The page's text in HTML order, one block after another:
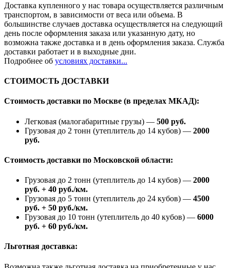
Доставка купленного у нас товара осуществляется различным
транспортом, в зависимости от веса или объема. В
большинстве случаев доставка осуществляется на следующий
день после оформления заказа или указанную дату, но
возможна также доставка и в день оформления заказа. Служба
доставки работает и в выходные дни.
Подробнее об условиях доставки...
СТОИМОСТЬ ДОСТАВКИ
Стоимость доставки по Москве (в пределах МКАД):
Легковая (малогабаритные грузы) — 500 руб.
Грузовая до 2 тонн (утеплитель до 14 кубов) — 2000
руб.
Стоимость доставки по Московской области:
Грузовая до 2 тонн (утеплитель до 14 кубов) — 2000
руб. + 40 руб./км.
Грузовая до 5 тонн (утеплитель до 24 кубов) — 4500
руб. + 50 руб./км.
Грузовая до 10 тонн (утеплитель до 40 кубов) — 6000
руб. + 60 руб./км.
Льготная доставка: